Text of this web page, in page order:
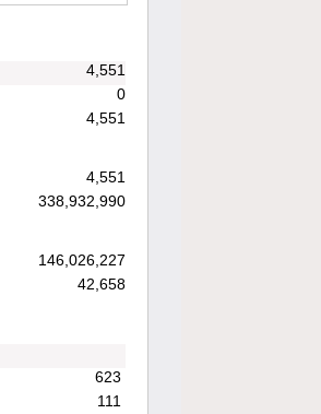
4,551
0
4,551
4,551
338,932,990
146,026,227
42,658
623
111